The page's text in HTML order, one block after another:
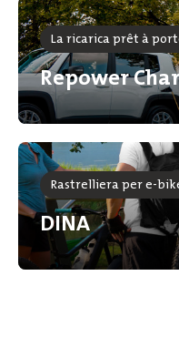
La ricarica prêt à
Repower
Rastrelliera per e-
DINA